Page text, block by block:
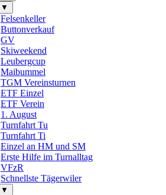
▼
Felsenkeller
Buttonverkauf
GV
Skiweekend
Leubergcup
Maibummel
TGM Vereinsturnen
ETF Einzel
ETF Verein
1. August
Turnfahrt Tu
Turnfahrt Ti
Einzel an HM und SM
Erste Hilfe im Turnalltag
VFzR
Schnellste Tägerwiler
▼